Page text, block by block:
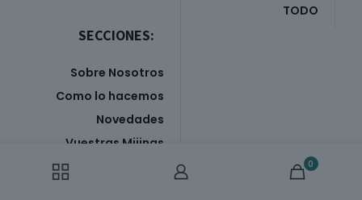
TODO
SECCIONES:
Sobre Nosotros
Como lo hacemos
Novedades
Vuestras Mijinas
0